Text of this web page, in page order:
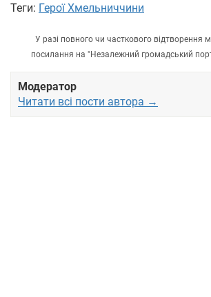
Теги: Герої Хмельниччини
У разі повного чи часткового відтворення
посилання на "Незалежний громадський
Модератор
Читати всі пости автора →